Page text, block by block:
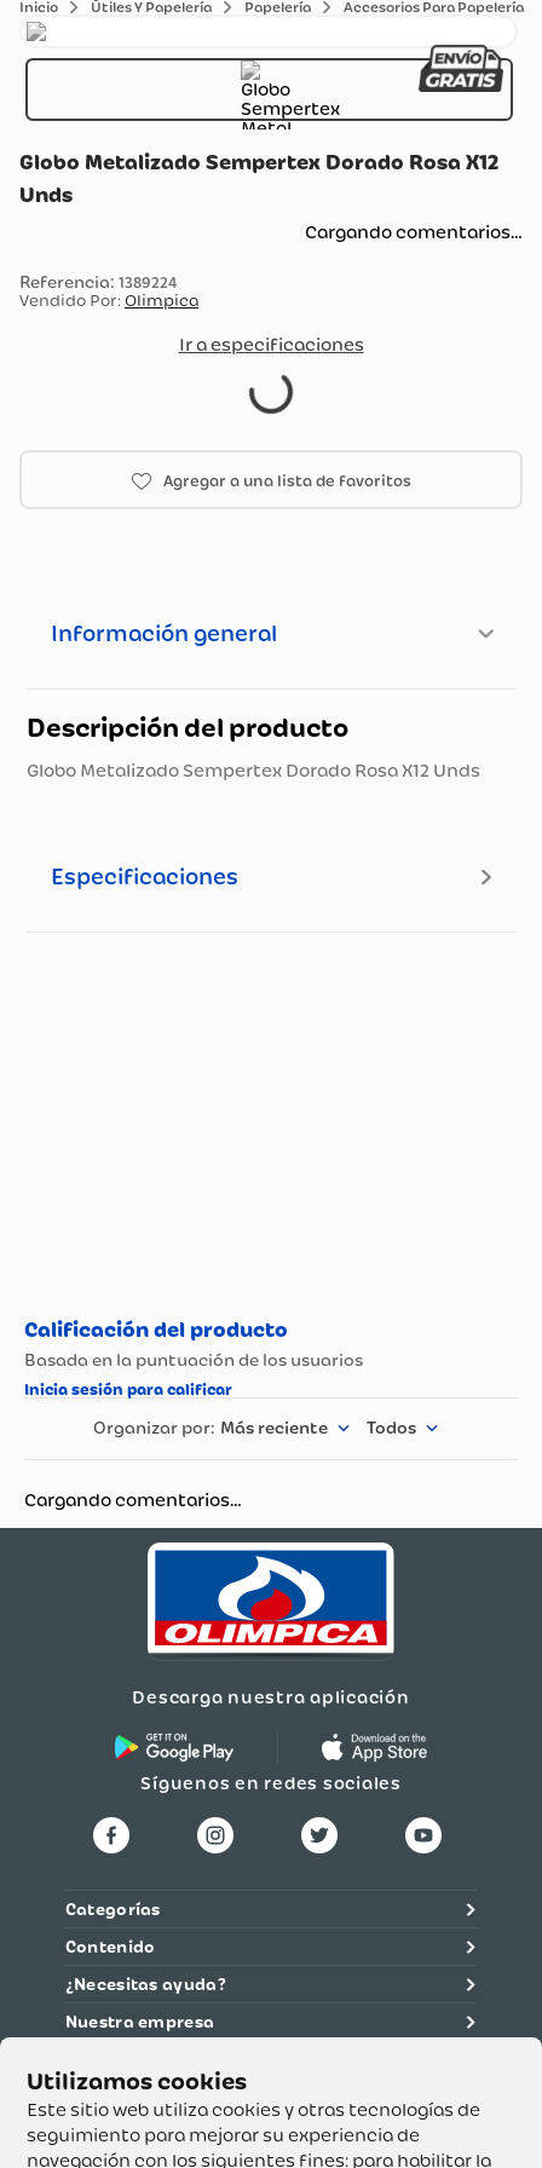
Este sitio web utiliza cookies y otras tecnologías de
seguimiento para mejorar su experiencia de
navegación con los siguientes fines: para habilitar la
Útiles Y Papelería Papelería Accesorios Para Papelería
Globo Metalizado Sempertex Dorado Rosa X12
Unds
Cargando comentarios…
: 1389224
Vendido Por: Olimpica
Ir a especificaciones
Información general
Descripción del producto
Globo Metalizado Sempertex Dorado Rosa X12 Unds
Especificaciones
Más reciente Todos
Cargando comentarios…
Descarga nuestra aplicación
Síguenos en redes sociales
Categorías
Contenido
¿Necesitas ayuda?
Nuestra empresa
Supertiendas y Drogería Olímpica S.A. - Nit 890.107.487 -